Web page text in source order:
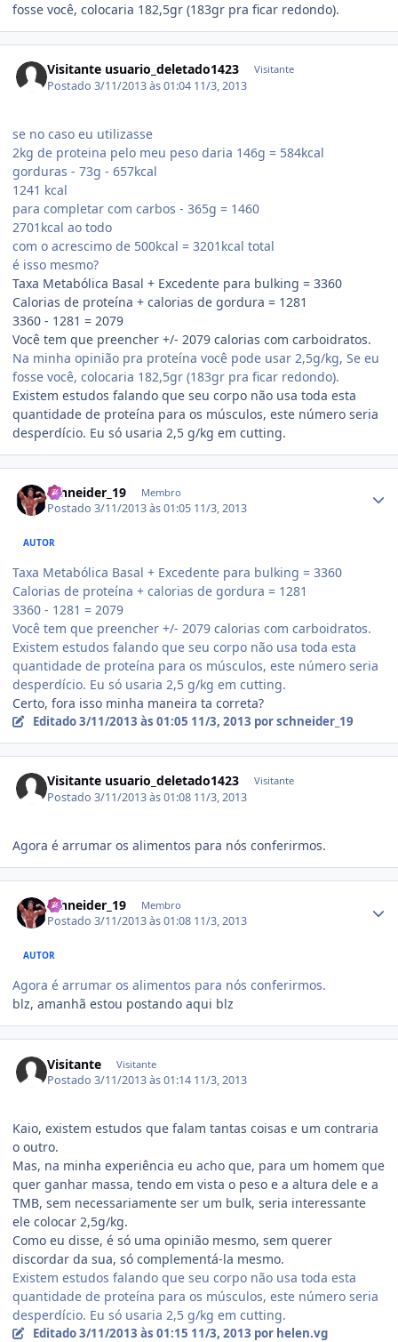
fosse você, colocaria 182,5gr (183gr pra ficar redondo).
Visitante usuario_deletado1423 Visitante
Postado3/11/2013 às 01:04 11/3, 2013
se no caso eu utilizasse
2kg de proteina pelo meu peso daria 146g = 584kcal
gorduras - 73g - 657kcal
1241 kcal
para completar com carbos - 365g = 1460
2701kcal ao todo
com o acrescimo de 500kcal = 3201kcal total
é isso mesmo?
Taxa Metabólica Basal + Excedente para bulking = 3360
Calorias de proteína + calorias de gordura = 1281
3360 - 1281 = 2079
Você tem que preencher +/- 2079 calorias com carboidratos.
Na minha opinião pra proteína você pode usar 2,5g/kg, Se eu
fosse você, colocaria 182,5gr (183gr pra ficar redondo).
Existem estudos falando que seu corpo não usa toda esta
quantidade de proteína para os músculos, este número seria
desperdício. Eu só usaria 2,5 g/kg em cutting.
schneider_19 Membro
Postado3/11/2013 às 01:05 11/3, 2013
AUTOR
Taxa Metabólica Basal + Excedente para bulking = 3360
Calorias de proteína + calorias de gordura = 1281
3360 - 1281 = 2079
Você tem que preencher +/- 2079 calorias com carboidratos.
Existem estudos falando que seu corpo não usa toda esta
quantidade de proteína para os músculos, este número seria
desperdício. Eu só usaria 2,5 g/kg em cutting.
Certo, fora isso minha maneira ta correta?
Editado3/11/2013 às 01:05 11/3, 2013 por schneider_19
Visitante usuario_deletado1423 Visitante
Postado3/11/2013 às 01:08 11/3, 2013
Agora é arrumar os alimentos para nós conferirmos.
schneider_19 Membro
Postado3/11/2013 às 01:08 11/3, 2013
AUTOR
Agora é arrumar os alimentos para nós conferirmos.
blz, amanhã estou postando aqui blz
Visitante Visitante
Postado3/11/2013 às 01:14 11/3, 2013
Kaio, existem estudos que falam tantas coisas e um contraria
o outro.
Mas, na minha experiência eu acho que, para um homem que
quer ganhar massa, tendo em vista o peso e a altura dele e a
TMB, sem necessariamente ser um bulk, seria interessante
ele colocar 2,5g/kg.
Como eu disse, é só uma opinião mesmo, sem querer
discordar da sua, só complementá-la mesmo.
Existem estudos falando que seu corpo não usa toda esta
quantidade de proteína para os músculos, este número seria
desperdício. Eu só usaria 2,5 g/kg em cutting.
Editado3/11/2013 às 01:15 11/3, 2013 por helen.vg